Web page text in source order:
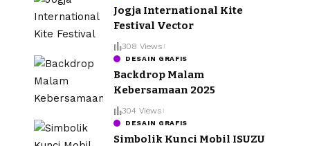
Jogja International Kite
Festival Vector
308 Views
DESAIN GRAFIS
Backdrop Malam
Kebersamaan 2025
304 Views
DESAIN GRAFIS
Simbolik Kunci Mobil ISUZU